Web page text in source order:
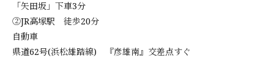
「矢田坂」下車3分
②JR高塚駅 徒歩20分
自動車
県道62号(浜松雄踏線) 『彦雄南』交差点すぐ